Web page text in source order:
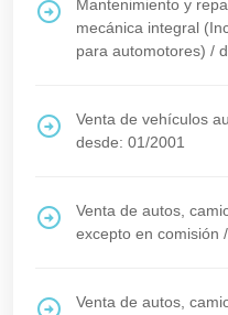
Mantenimiento y
mecánica integral
para automotores) /
Venta de vehículos
desde: 01/2001
Venta de autos,
excepto en comisión /
Venta de autos,